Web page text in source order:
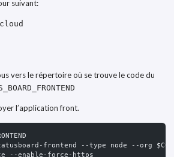
suivant:
vers le répertoire où se trouve le code du
l’application front.
frontend --type node --org
--enable-force-https